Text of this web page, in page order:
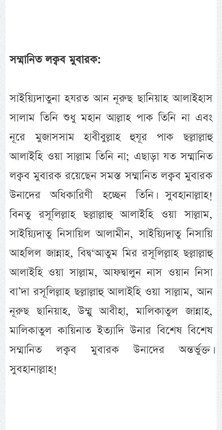
সম্মানিত লক্বব মুবারক:
সাইয়্যিদাতুনা হযরত আন নূরুছ ছানিয়াহ আলাইহাস
সালাম তিনি শুধু মহান আল্লাহ পাক তিনি না এবং
নূরে মুজাসসাম হাবীবুল্লাহ হুযূর পাক ছল্লাল্লাহু
আলাইহি ওয়া সাল্লাম তিনি না; এছাড়া যত সম্মানিত
লক্বব মুবারক রয়েছেন সমস্ত সম্মানিত লক্বব মুবারক
উনাদের অধিকারিণী হচ্ছেন তিনি। সুবহানাল্লাহ!
বিনতু রসূলিল্লাহ ছল্লাল্লাহু আলাইহি ওয়া সাল্লাম,
সাইয়্যিদাতু নিসায়িল আলামীন, সাইয়্যিদাতু নিসায়ি
আহলিল জান্নাহ, বিদ্ব‘আতুম মির রসূলিল্লাহ ছল্লাল্লাহু
আলাইহি ওয়া সাল্লাম, আফদ্বালুন নাস ওয়ান নিসা
বা’দা রসূলিল্লাহ ছল্লাল্লাহু আলাইহি ওয়া সাল্লাম, আন
নূরুছ ছানিয়াহ, উম্মু আবীহা, মালিকাতুল জান্নাহ,
মালিকাতুল কায়িনাত ইত্যাদি উনার বিশেষ বিশেষ
সম্মানিত লক্বব মুবারক উনাদের অন্তর্ভুক্ত।
সুবহানাল্লাহ!